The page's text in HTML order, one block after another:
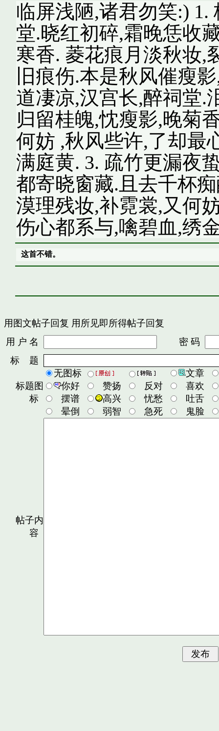
临屏浅陋,诸君勿笑:) 1.
堂.晓红初碎,霜晚恁收
寒香. 菱花痕月淡秋妆,
旧痕伤.本是秋风催瘦
道凄凉,汉宫长,醉祠堂.
归留桂魄,忱瘦影,晚菊
何妨 ,秋风些许,了却最
满庭黄. 3. 疏竹更漏夜
都寄晓窗藏.且去千杯
漠理残妆,补霓裳,又何
伤心都系与,噙碧血,绣
这首不错。
用图文帖子回复 用所见即所得帖子回复
用 户 名
密 码
标 题
标题图
标
无图标
文章
你好
赞扬 反对
喜欢
摆谱
高兴 忧愁
吐舌
晕倒
弱智 急死 鬼脸
帖子内
容